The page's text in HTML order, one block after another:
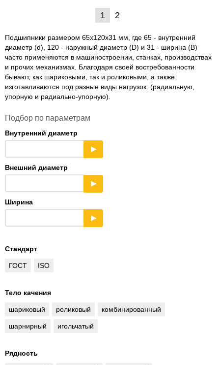
1 2
Подшипники размером 65x120x31 мм, где 65 - внутренний
диаметр (d), 120 - наружный диаметр (D) и 31 - ширина (B)
часто применяются в машиностроении, станках, производствах
и прочих механизмах. Благодаря своей востребованности
бывают, как шариковыми, так и роликовыми, а также
изготавливаются под разные виды нагрузок: (радиальную,
упорную и радиально-упорную).
Подбор по параметрам
Внутренний диаметр
▶
Внешний диаметр
▶
Ширина
▶
Стандарт
ГОСТ ISO
Тело качения
шариковый роликовый комбинированный
шарнирный игольчатый
Рядность